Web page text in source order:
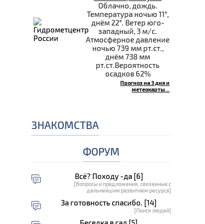
Облачно, дождь.
Температура ночью 11°,
днём 22°. Ветер юго-
западный, 3 м/с.
Атмосферное давление
ночью 739 мм рт.ст.,
днём 738 мм
рт.ст.Вероятность
осадков 62%
Прогноз на 3 дня и
метеокарты...
ЗНАКОМСТВА
ФОРУМ
Всё? Походу -да [6]
[Вопросы и предложения, связанные с
дальнейшим развитием ресурса]
За готовность спасибо. [14]
[Поиск людей]